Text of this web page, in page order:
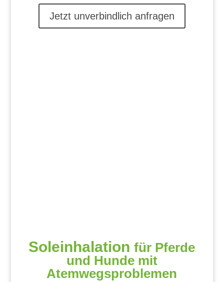
Jetzt unverbindlich anfragen
Soleinhalationfür Pferde
und Hunde mit
Atemwegsproblemen